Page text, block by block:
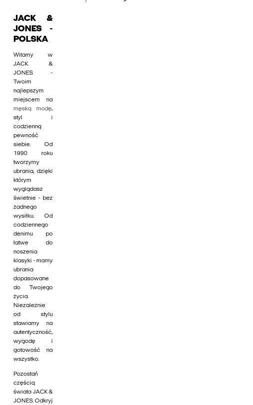
JACK &
JONES -
POLSKA
Witamy w
JACK &
JONES -
Twoim
najlepszym
miejscem na
męską modę,
styl i
codzienną
pewność
siebie. Od
1990 roku
tworzymy
ubrania, dzięki
którym
wyglądasz
świetnie - bez
żadnego
wysiłku. Od
codziennego
denimu po
łatwe do
noszenia
klasyki - mamy
ubrania
dopasowane
do Twojego
życia.
Niezależnie
od stylu
stawiamy na
autentyczność,
wygodę i
gotowość na
wszystko.
Pozostań
częścią
świata JACK &
JONES. Odkryj